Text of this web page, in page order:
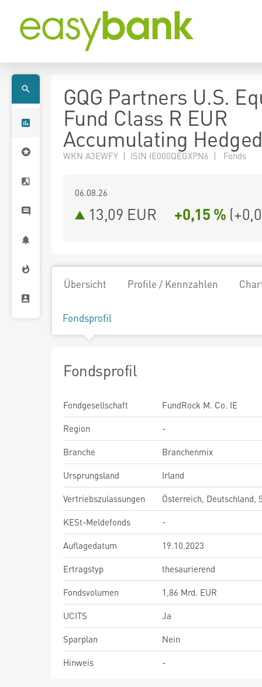
GQG Partners U.S.
Fund Class R EUR
Accumulating
WKN A3EWFY | ISIN IE000QEGXPN6 | Fonds
06.08.26
13,09 EUR +0,15 % (
Übersicht Profile / Kennzahlen
Fondsprofil
Fondsprofil
Fondgesellschaft
FundRock M. Co. IE
Region
-
Branche
Branchenmix
Ursprungsland
Irland
Vertriebszulassungen
Österreich, Deutschland,
KESt-Meldefonds
-
Auflagedatum
19.10.2023
Ertragstyp
thesaurierend
Fondsvolumen
1,86 Mrd. EUR
UCITS
Ja
Sparplan
Nein
Hinweis
-